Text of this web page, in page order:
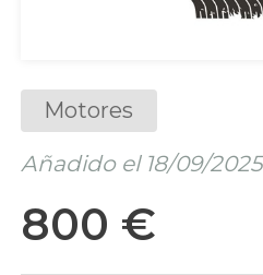
Motores
Añadido el 18/09/2025
800 €